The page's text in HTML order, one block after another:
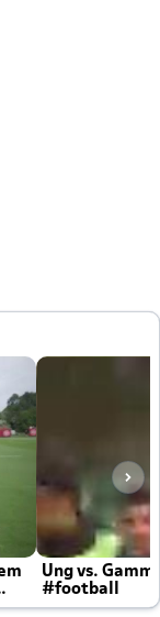
Ung vs.
#football